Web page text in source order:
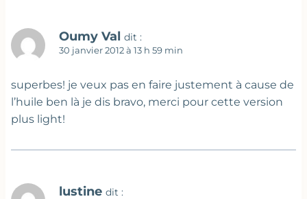
Oumy Val dit :
30 janvier 2012 à 13 h 59 min
superbes! je veux pas en faire justement à cause de
l’huile ben là je dis bravo, merci pour cette version
plus light!
lustine dit :